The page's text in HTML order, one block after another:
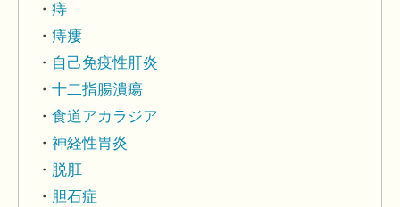
痔
痔瘻
自己免疫性肝炎
十二指腸潰瘍
食道アカラジア
神経性胃炎
脱肛
胆石症